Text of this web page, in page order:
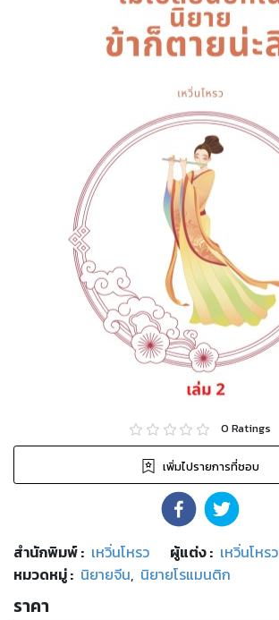
0 Ratings
เพิ่มไปรายการที่ชอบ
สำนักพิมพ์: เหวิ่นโหรว ผู้แต่ง : เหวิ่นโหรว
หมวดหมู่: นิยายจีน, นิยายโรแมนติก
ราคา